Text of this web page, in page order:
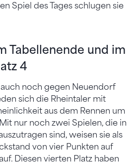
Spiel des Tages schlugen sie
Tabellenende und im
4
noch gegen Neuendorf
sich die Rheintaler mit
aus dem Rennen um
nur noch zwei Spielen, die in
sind, weisen sie als
von vier Punkten auf
Diesen vierten Platz haben